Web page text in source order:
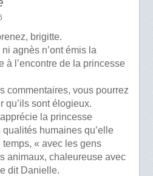
brigitte.
agnès n’ont émis la
à l’encontre de la princesse
commentaires, vous pourrez
qu’ils sont élogieux.
la princesse
humaines qu’elle
temps, « avec les gens
animaux, chaleureuse avec
dit Danielle.